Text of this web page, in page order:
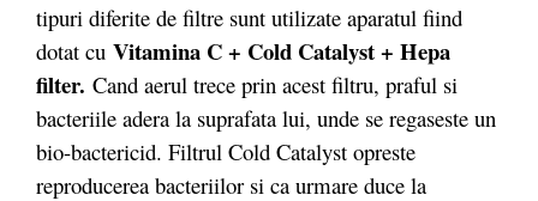
tipuri diferite de filtre sunt utilizate aparatul fiind
dotat cu Vitamina C + Cold Catalyst + Hepa
filter. Cand aerul trece prin acest filtru, praful si
bacteriile adera la suprafata lui, unde se regaseste un
bio-bactericid. Filtrul Cold Catalyst opreste
reproducerea bacteriilor si ca urmare duce la